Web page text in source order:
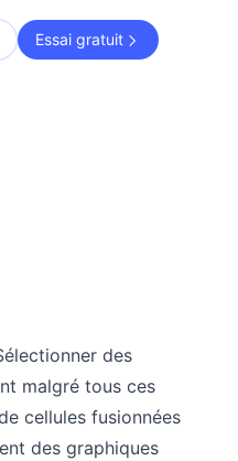
Essai gratuit
des
malgré tous ces
cellules fusionnées
des graphiques